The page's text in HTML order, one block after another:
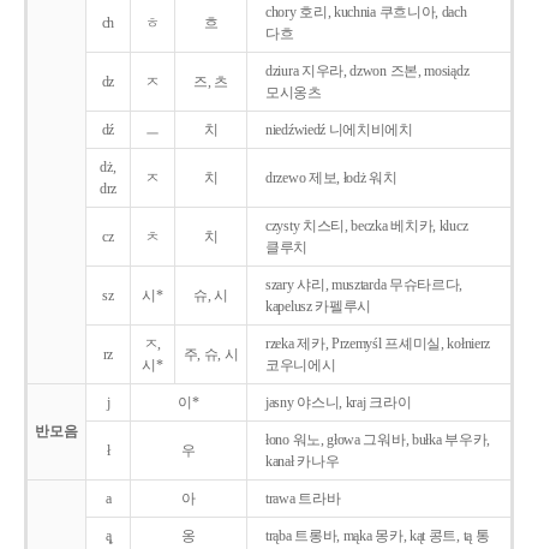
ch ㅎ 흐
chory 호리, kuchnia 쿠흐니아, dach
다흐
dz ㅈ 즈, 츠
dziura 지우라, dzwon 즈본, mosiądz
모시옹츠
dź ㅡ 치 niedźwiedź 니에치비에치
dż,
drz
ㅈ 치 drzewo 제보, łodż 워치
cz ㅊ 치
czysty 치스티, beczka 베치카, klucz
클루치
sz 시* 슈, 시
szary 샤리, musztarda 무슈타르다,
kapelusz 카펠루시
rz
ㅈ,
시*
주, 슈, 시
rzeka 제카, Przemyśl 프셰미실, kołnierz
코우니에시
반모음
j 이* jasny 야스니, kraj 크라이
ł 우
łono 워노, głowa 그워바, bułka 부우카,
kanał 카나우
a 아 trawa 트라바
ą̨ 옹 trąba 트롱바, mąka 몽카, kąt 콩트, tą 통